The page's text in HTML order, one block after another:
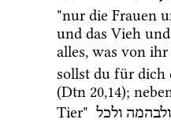
"nur die Frauen
und das Vieh
alles, was von
sollst du für dich
(Dtn 20,14);
Tier"
ולבהמה ולכל